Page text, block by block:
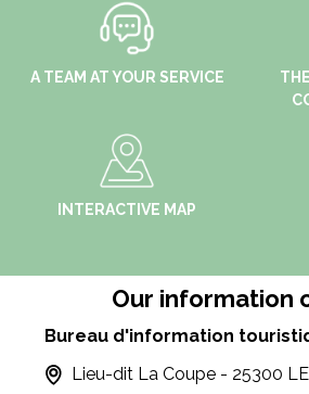
A TEAM AT YOUR SERVICE
INTERACTIVE MAP
Our information
Bureau d'information
Lieu-dit La Coupe - 25300